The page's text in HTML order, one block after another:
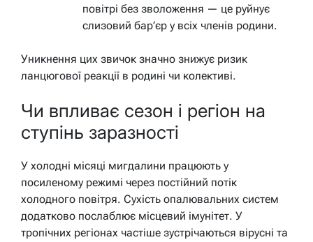
повітрі без зволоження — це руйнує
слизовий бар’єр у всіх членів родини.
Уникнення цих звичок значно знижує ризик
ланцюгової реакції в родині чи колективі.
Чи впливає сезон і регіон на
ступінь заразності
У холодні місяці мигдалини працюють у
посиленому режимі через постійний потік
холодного повітря. Сухість опалювальних систем
додатково послаблює місцевий імунітет. У
тропічних регіонах частіше зустрічаються вірусні та